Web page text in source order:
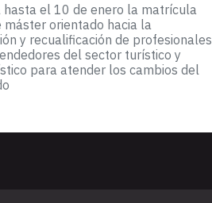
hasta el 10 de enero la matrícula
máster orientado hacia la
y recualificación de profesionales
del sector turístico y
para atender los cambios del